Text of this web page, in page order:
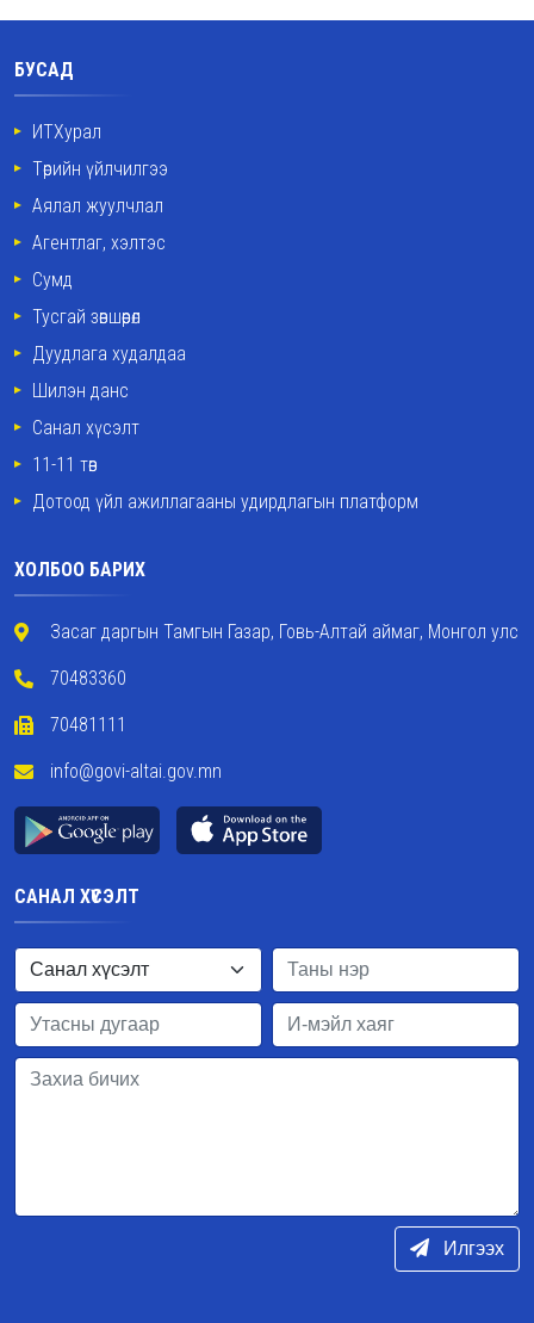
БУСАД
ИТХурал
Төрийн үйлчилгээ
Аялал жуулчлал
Агентлаг, хэлтэс
Сумд
Тусгай зөвшөөрөл
Дуудлага худалдаа
Шилэн данс
Санал хүсэлт
11-11 төв
Дотоод үйл ажиллагааны удирдлагын платформ
ХОЛБОО БАРИХ
Засаг даргын Тамгын Газар, Говь-Алтай аймаг, Монгол улс
70483360
70481111
info@govi-altai.gov.mn
САНАЛ ХҮСЭЛТ
Илгээх